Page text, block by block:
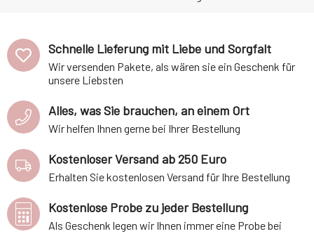
Schnelle Lieferung mit Liebe und Sorgfalt
Wir versenden Pakete, als wären sie ein Geschenk für
unsere Liebsten
Alles, was Sie brauchen, an einem Ort
Wir helfen Ihnen gerne bei Ihrer Bestellung
Kostenloser Versand ab 250 Euro
Erhalten Sie kostenlosen Versand für Ihre Bestellung
Kostenlose Probe zu jeder Bestellung
Als Geschenk legen wir Ihnen immer eine Probe bei